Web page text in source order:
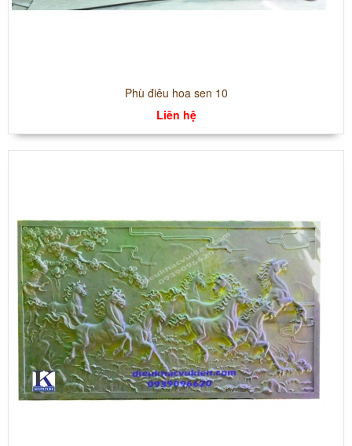
Phù điêu hoa sen 10
Liên hệ